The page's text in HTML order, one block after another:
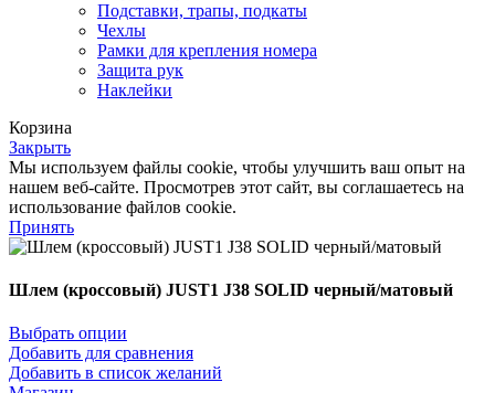
Подставки, трапы, подкаты
Чехлы
Рамки для крепления номера
Защита рук
Наклейки
Корзина
Закрыть
Мы используем файлы cookie, чтобы улучшить ваш опыт на
нашем веб-сайте. Просмотрев этот сайт, вы соглашаетесь на
использование файлов cookie.
Принять
Шлем (кроссовый) JUST1 J38 SOLID черный/матовый
Выбрать опции
Добавить для сравнения
Добавить в список желаний